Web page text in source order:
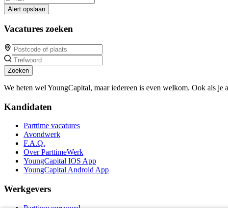
Alert opslaan
Vacatures zoeken
Zoeken
We heten wel YoungCapital, maar iedereen is even welkom. Ook als
Kandidaten
Parttime vacatures
Avondwerk
F.A.Q.
Over ParttimeWerk
YoungCapital IOS App
YoungCapital Android App
Werkgevers
Parttime personeel